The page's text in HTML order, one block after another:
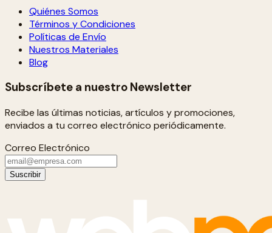
Quiénes Somos
Términos y Condiciones
Políticas de Envío
Nuestros Materiales
Blog
Subscríbete a nuestro Newsletter
Recibe las últimas noticias, artículos y promociones,
enviados a tu correo electrónico periódicamente.
Correo Electrónico
Suscribir